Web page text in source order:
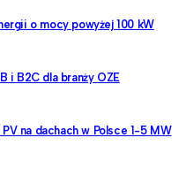
o mocy powyżej 100 kW
i B2C dla branży OZE
na dachach w Polsce 1-5 MW